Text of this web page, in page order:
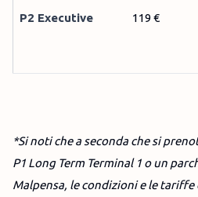
P2 Executive 119 €
*Si noti che a seconda che si
P1 Long Term Terminal 1 o un
Malpensa, le condizioni e le